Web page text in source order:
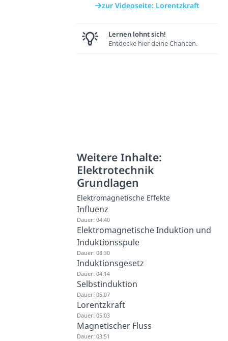
zur Videoseite: Lorentzkraft
Lernen lohnt sich!
Entdecke hier deine Chancen.
Weitere Inhalte:
Elektrotechnik
Grundlagen
Elektromagnetische Effekte
Influenz
Dauer: 04:40
Elektromagnetische Induktion und
Induktionsspule
Dauer: 08:30
Induktionsgesetz
Dauer: 04:14
Selbstinduktion
Dauer: 05:07
Lorentzkraft
Dauer: 05:03
Magnetischer Fluss
Dauer: 03:51